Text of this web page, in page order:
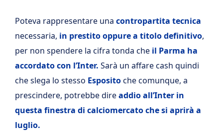
Poteva rappresentare una contropartita tecnica
necessaria, in prestito oppure a titolo definitivo,
per non spendere la cifra tonda che il Parma ha
accordato con l’Inter. Sarà un affare cash quindi
che slega lo stesso Espositoche comunque, a
prescindere, potrebbe direaddio all’Inter in
questa finestra di calciomercato che si aprirà a
luglio.